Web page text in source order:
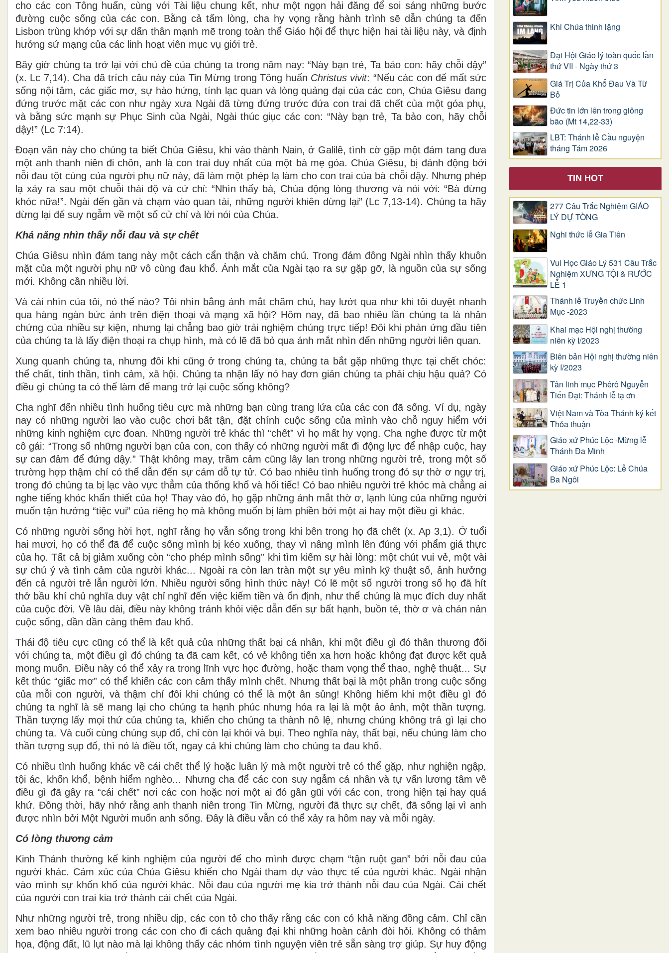
cho các con Tông huấn, cùng với Tài liệu chung kết, như một ngọn hải đăng để soi sáng những bước
đường cuộc sống của các con. Bằng cả tấm lòng, cha hy vọng rằng hành trình sẽ dẫn chúng ta đến
Lisbon trùng khớp với sự dấn thân mạnh mẽ trong toàn thể Giáo hội để thực hiện hai tài liệu này, và định
hướng sứ mạng của các linh hoạt viên mục vụ giới trẻ.
Bây giờ chúng ta trở lại với chủ đề của chúng ta trong năm nay: “Này bạn trẻ, Ta bảo con: hãy chỗi dậy”
(x. Lc 7,14). Cha đã trích câu này của Tin Mừng trong Tông huấn Christus vivit: “Nếu các con để mất sức
sống nội tâm, các giấc mơ, sự hào hứng, tính lạc quan và lòng quảng đại của các con, Chúa Giêsu đang
đứng trước mặt các con như ngày xưa Ngài đã từng đứng trước đứa con trai đã chết của một góa phụ,
và bằng sức mạnh sự Phục Sinh của Ngài, Ngài thúc giục các con: “Này bạn trẻ, Ta bảo con, hãy chỗi
dậy!” (Lc 7:14).
Đoạn văn này cho chúng ta biết Chúa Giêsu, khi vào thành Nain, ở Galilê, tình cờ gặp một đám tang đưa
một anh thanh niên đi chôn, anh là con trai duy nhất của một bà mẹ góa. Chúa Giêsu, bị đánh động bởi
nỗi đau tột cùng của người phụ nữ này, đã làm một phép lạ làm cho con trai của bà chỗi dậy. Nhưng phép
lạ xảy ra sau một chuỗi thái độ và cử chỉ: “Nhìn thấy bà, Chúa động lòng thương và nói với: “Bà đừng
khóc nữa!”. Ngài đến gần và chạm vào quan tài, những người khiên dừng lại” (Lc 7,13-14). Chúng ta hãy
dừng lại để suy ngẫm về một số cử chỉ và lời nói của Chúa.
Khả năng nhìn thấy nỗi đau và sự chết
Chúa Giêsu nhìn đám tang này một cách cẩn thận và chăm chú. Trong đám đông Ngài nhìn thấy khuôn
mặt của một người phụ nữ vô cùng đau khổ. Ánh mắt của Ngài tạo ra sự gặp gỡ, là nguồn của sự sống
mới. Không cần nhiều lời.
Và cái nhìn của tôi, nó thế nào? Tôi nhìn bằng ánh mắt chăm chú, hay lướt qua như khi tôi duyệt nhanh
qua hàng ngàn bức ảnh trên điện thoại và mạng xã hội? Hôm nay, đã bao nhiêu lần chúng ta là nhân
chứng của nhiều sự kiện, nhưng lại chẳng bao giờ trải nghiệm chúng trực tiếp! Đôi khi phản ứng đầu tiên
của chúng ta là lấy điện thoại ra chụp hình, mà có lẽ đã bỏ qua ánh mắt nhìn đến những người liên quan.
Xung quanh chúng ta, nhưng đôi khi cũng ở trong chúng ta, chúng ta bắt gặp những thực tại chết chóc:
thể chất, tinh thần, tình cảm, xã hội. Chúng ta nhận lấy nó hay đơn giản chúng ta phải chịu hậu quả? Có
điều gì chúng ta có thể làm để mang trở lại cuộc sống không?
Cha nghĩ đến nhiều tình huống tiêu cực mà những bạn cùng trang lứa của các con đã sống. Ví dụ, ngày
nay có những người lao vào cuộc chơi bất tận, đặt chính cuộc sống của mình vào chỗ nguy hiểm với
những kinh nghiệm cực đoan. Những người trẻ khác thì “chết” vì họ mất hy vọng. Cha nghe được từ một
cô gái: “Trong số những người bạn của con, con thấy có những người mất đi động lực để nhập cuộc, hay
sự can đảm để đứng dậy.” Thật không may, trầm cảm cũng lây lan trong những người trẻ, trong một số
trường hợp thậm chí có thể dẫn đến sự cám dỗ tự tử. Có bao nhiêu tình huống trong đó sự thờ ơ ngự trị,
trong đó chúng ta bị lạc vào vực thẳm của thống khổ và hối tiếc! Có bao nhiêu người trẻ khóc mà chẳng ai
nghe tiếng khóc khẩn thiết của họ! Thay vào đó, họ gặp những ánh mắt thờ ơ, lạnh lùng của những người
muốn tận hưởng “tiệc vui” của riêng họ mà không muốn bị làm phiền bởi một ai hay một điều gì khác.
Có những người sống hời hợt, nghĩ rằng họ vẫn sống trong khi bên trong họ đã chết (x. Ap 3,1). Ở tuổi
hai mươi, họ có thể đã để cuộc sống mình bị kéo xuống, thay vì nâng mình lên đúng với phẩm giá thực
của họ. Tất cả bị giảm xuống còn “cho phép mình sống” khi tìm kiếm sự hài lòng: một chút vui vẻ, một vài
sự chú ý và tình cảm của người khác... Ngoài ra còn lan tràn một sự yêu mình kỹ thuật số, ảnh hưởng
đến cả người trẻ lẫn người lớn. Nhiều người sống hình thức này! Có lẽ một số người trong số họ đã hít
thở bầu khí chủ nghĩa duy vật chỉ nghĩ đến việc kiếm tiền và ổn định, như thể chúng là mục đích duy nhất
của cuộc đời. Về lâu dài, điều này không tránh khỏi việc dẫn đến sự bất hạnh, buồn tẻ, thờ ơ và chán nản
cuộc sống, dần dần càng thêm đau khổ.
Thái độ tiêu cực cũng có thể là kết quả của những thất bại cá nhân, khi một điều gì đó thân thương đối
với chúng ta, một điều gì đó chúng ta đã cam kết, có vẻ không tiến xa hơn hoặc không đạt được kết quả
mong muốn. Điều này có thể xảy ra trong lĩnh vực học đường, hoặc tham vọng thể thao, nghệ thuật... Sự
kết thúc “giấc mơ” có thể khiến các con cảm thấy mình chết. Nhưng thất bại là một phần trong cuộc sống
của mỗi con người, và thậm chí đôi khi chúng có thể là một ân sủng! Không hiếm khi một điều gì đó
chúng ta nghĩ là sẽ mang lại cho chúng ta hạnh phúc nhưng hóa ra lại là một ảo ảnh, một thần tượng.
Thần tượng lấy mọi thứ của chúng ta, khiến cho chúng ta thành nô lệ, nhưng chúng không trả gì lại cho
chúng ta. Và cuối cùng chúng sụp đổ, chỉ còn lại khói và bụi. Theo nghĩa này, thất bại, nếu chúng làm cho
thần tượng sụp đổ, thì nó là điều tốt, ngay cả khi chúng làm cho chúng ta đau khổ.
Có nhiều tình huống khác về cái chết thể lý hoặc luân lý mà một người trẻ có thể gặp, như nghiện ngập,
tội ác, khốn khổ, bệnh hiểm nghèo... Nhưng cha để các con suy ngẫm cá nhân và tự vấn lương tâm về
điều gì đã gây ra “cái chết” nơi các con hoặc nơi một ai đó gần gũi với các con, trong hiện tại hay quá
khứ. Đồng thời, hãy nhớ rằng anh thanh niên trong Tin Mừng, người đã thực sự chết, đã sống lại vì anh
được nhìn bởi Một Người muốn anh sống. Đây là điều vẫn có thể xảy ra hôm nay và mỗi ngày.
Có lòng thương cảm
Kinh Thánh thường kể kinh nghiệm của người để cho mình được chạm “tận ruột gan” bởi nỗi đau của
người khác. Cảm xúc của Chúa Giêsu khiến cho Ngài tham dự vào thực tế của người khác. Ngài nhận
vào mình sự khốn khổ của người khác. Nỗi đau của người mẹ kia trở thành nỗi đau của Ngài. Cái chết
của người con trai kia trở thành cái chết của Ngài.
Như những người trẻ, trong nhiều dịp, các con tỏ cho thấy rằng các con có khả năng đồng cảm. Chỉ cần
xem bao nhiêu người trong các con cho đi cách quảng đại khi những hoàn cảnh đòi hỏi. Không có thảm
họa, động đất, lũ lụt nào mà lại không thấy các nhóm tình nguyện viên trẻ sẵn sàng trợ giúp. Sự huy động
Khi Chúa thinh lặng
Đại Hội Giáo lý toàn quốc lần
thứ VII - Ngày thứ 3
Giá Trị Của Khổ Ðau Và Từ
Bỏ
Đức tin lớn lên trong giông
bão (Mt 14,22-33)
LBT: Thánh lễ Cầu nguyện
tháng Tám 2026
TIN HOT
277 Câu Trắc Nghiệm GIÁO
LÝ DỰ TÒNG
Nghi thức lễ Gia Tiên
Vui Học Giáo Lý 531 Câu Trắc
Nghiệm XƯNG TỘI & RƯỚC
LỄ 1
Thánh lễ Truyền chức Linh
Mục -2023
Khai mạc Hội nghị thường
niên kỳ I/2023
Biên bản Hội nghị thường niên
kỳ I/2023
Tân linh mục Phêrô Nguyễn
Tiến Đạt: Thánh lễ tạ ơn
Việt Nam và Tòa Thánh ký kết
Thỏa thuận
Giáo xứ Phúc Lộc -Mừng lễ
Thánh Đa Minh
Giáo xứ Phúc Lộc: Lễ Chúa
Ba Ngôi